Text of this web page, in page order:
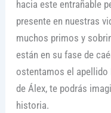
hacia este entrañable
presente en nuestras
muchos primos y
están en su fase de
ostentamos el apellido
de Álex, te podrás
historia.